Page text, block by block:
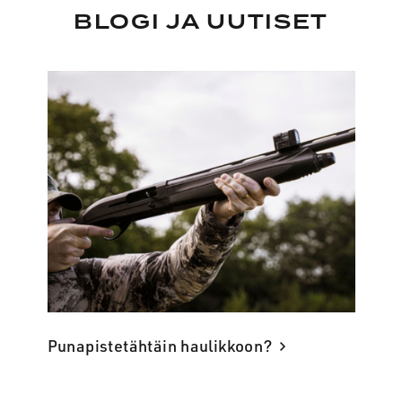
BLOGI JA UUTISET
Punapistetähtäin haulikkoon?